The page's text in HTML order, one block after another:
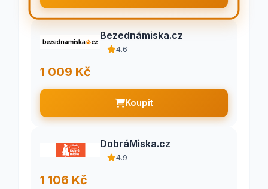
Bezednámiska.cz
4.6
1 009 Kč
Koupit
DobráMiska.cz
4.9
1 106 Kč